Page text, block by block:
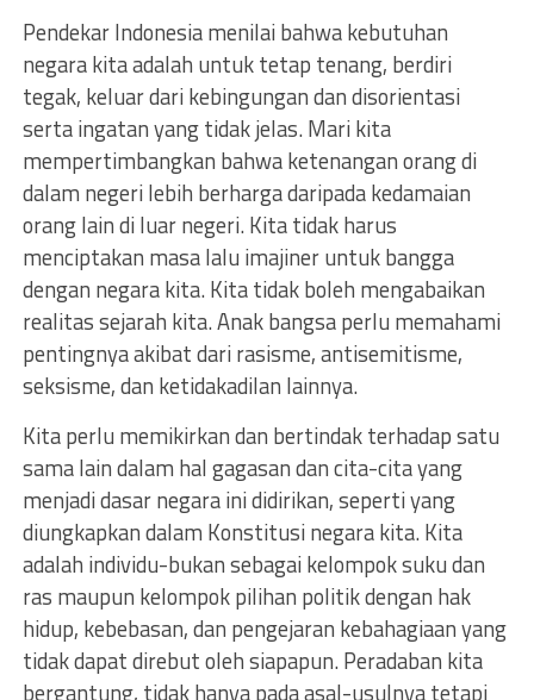
Pendekar Indonesia menilai bahwa kebutuhan
negara kita adalah untuk tetap tenang, berdiri
tegak, keluar dari kebingungan dan disorientasi
serta ingatan yang tidak jelas. Mari kita
mempertimbangkan bahwa ketenangan orang di
dalam negeri lebih berharga daripada kedamaian
orang lain di luar negeri. Kita tidak harus
menciptakan masa lalu imajiner untuk bangga
dengan negara kita. Kita tidak boleh mengabaikan
realitas sejarah kita. Anak bangsa perlu memahami
pentingnya akibat dari rasisme, antisemitisme,
seksisme, dan ketidakadilan lainnya.
Kita perlu memikirkan dan bertindak terhadap satu
sama lain dalam hal gagasan dan cita-cita yang
menjadi dasar negara ini didirikan, seperti yang
diungkapkan dalam Konstitusi negara kita. Kita
adalah individu-bukan sebagai kelompok suku dan
ras maupun kelompok pilihan politik dengan hak
hidup, kebebasan, dan pengejaran kebahagiaan yang
tidak dapat direbut oleh siapapun. Peradaban kita
bergantung, tidak hanya pada asal-usulnya tetapi